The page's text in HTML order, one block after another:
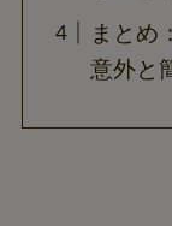
まとめ
意外と